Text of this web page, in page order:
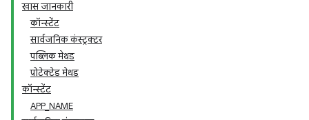
खास जानकारी
कॉन्स्टेंट
सार्वजनिक कंस्ट्रक्टर
पब्लिक मेथड
प्रोटेक्टेड मेथड
कॉन्स्टेंट
APP_NAME